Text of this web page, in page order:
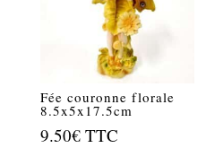
Fée couronne florale
8.5x5x17.5cm
9.50€ TTC